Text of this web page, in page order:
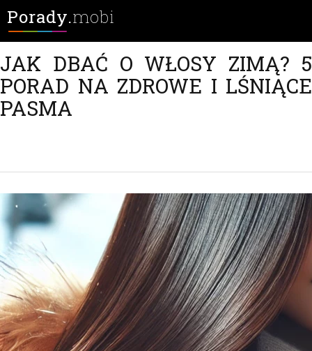
Porady.mobi
JAK DBAĆ O WŁOSY ZIMĄ? 5
PORAD NA ZDROWE I LŚNIĄCE
PASMA